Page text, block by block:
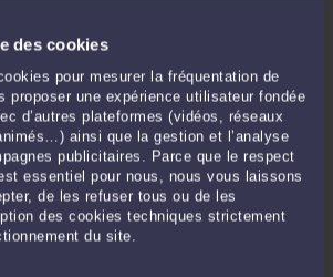
des cookies
pour mesurer la fréquentation de
proposer une expérience utilisateur fondée
d’autres plateformes (vidéos, réseaux
ainsi que la gestion et l’analyse
publicitaires. Parce que le respect
essentiel pour nous, nous vous laissons
de les refuser tous ou de les
des cookies techniques strictement
du site.
EMPLOYEES - MANAGERS - SENIOR
12/2025
24th, 2025 (Article 3), transposing the national
promoting the employment of experienced/senior
the evolution of social dialogue, replaces the
the career development interview (Article L6315-1 of
six key changes to ...Lire la suite >